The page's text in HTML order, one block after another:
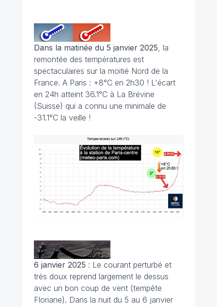
Dans la matinée du 5 janvier 2025, la
remontée des températures est
spectaculaires sur la moitié Nord de la
France. A Paris : +8°C en 2h30 ! L'écart
en 24h atteint 36.1°C à La Brévine
(Suisse) qui a connu une minimale de
-31.1°C la veille !
6 janvier 2025 : Le courant perturbé et
très doux reprend largement le dessus
avec un bon coup de vent (tempête
Floriane). Dans la nuit du 5 au 6 janvier